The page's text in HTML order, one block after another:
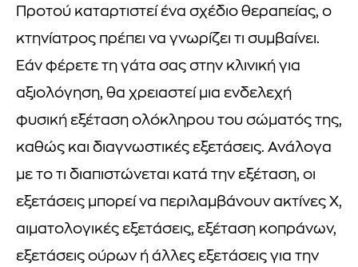
Προτού καταρτιστεί ένα σχέδιο θεραπείας, ο
κτηνίατρος πρέπει να γνωρίζει τι συμβαίνει.
Εάν φέρετε τη γάτα σας στην κλινική για
αξιολόγηση, θα χρειαστεί μια ενδελεχή
φυσική εξέταση ολόκληρου του σώματός της,
καθώς και διαγνωστικές εξετάσεις. Ανάλογα
με το τι διαπιστώνεται κατά την εξέταση, οι
εξετάσεις μπορεί να περιλαμβάνουν ακτίνες Χ,
αιματολογικές εξετάσεις, εξέταση κοπράνων,
εξετάσεις ούρων ή άλλες εξετάσεις για την